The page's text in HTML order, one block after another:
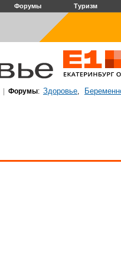
Форумы Туризм
Форумы: Здоровье,